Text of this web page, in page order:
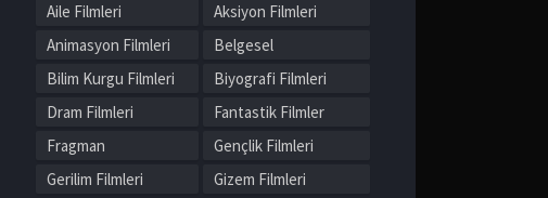
Aile Filmleri
Aksiyon Filmleri
Animasyon Filmleri
Belgesel
Bilim Kurgu Filmleri
Biyografi Filmleri
Dram Filmleri
Fantastik Filmler
Fragman
Gençlik Filmleri
Gerilim Filmleri
Gizem Filmleri